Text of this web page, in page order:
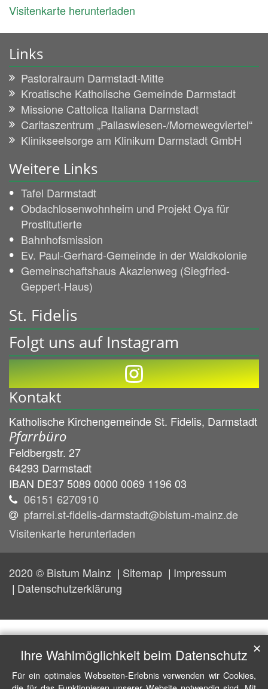
Visitenkarte herunterladen
Links
Pastoralraum Darmstadt-Mitte
Kroatische Katholische Gemeinde Darmstadt
Missione Cattolica Italiana Darmstadt
Caritaszentrum „Pallaswiesen-/Mornewegviertel“
Klinikseelsorge am Klinikum Darmstadt GmbH
Weitere Links
Tafel Darmstadt
Obdachlosenwohnheim und Projekt Oya für
Prostitutierte
Bahnhofsmission
Ev. Paul-Gerhard-Gemeinde in der Waldkolonie
Gemeinschaftshaus Akazienweg (Siegfried-
Geppert-Haus)
St. Fidelis
Folgt uns auf Instagram
Kontakt
Katholische Kirchengemeinde St. Fidelis, Darmstadt
Pfarrbüro
Feldbergstr. 27
64293 Darmstadt
IBAN DE37 5089 0000 0069 1196 03
06151 6270910
pfarrei.st-fidelis-darmstadt@bistum-mainz.de
Visitenkarte herunterladen
2020 © Bistum Mainz Sitemap
Impressum
Datenschutzerklärung
Ihre Wahlmöglichkeit beim Datenschutz
Für ein optimales Webseiten-Erlebnis verwenden wir Cookies,
✕